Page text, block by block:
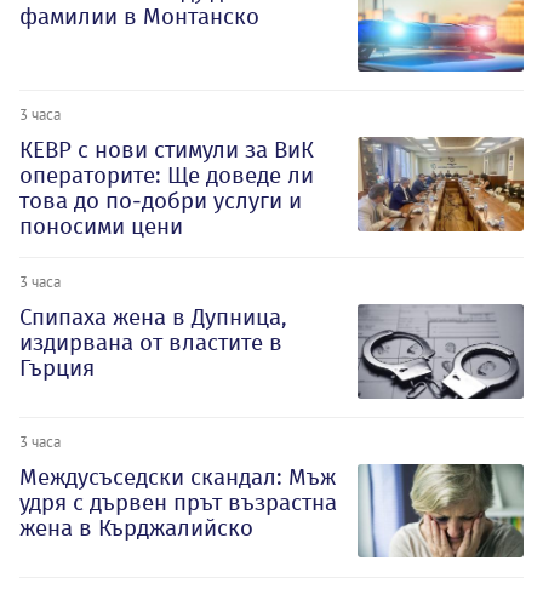
фамилии в Монтанско
3 часа
КЕВР с нови стимули за ВиК
операторите: Ще доведе ли
това до по-добри услуги и
поносими цени
3 часа
Спипаха жена в Дупница,
издирвана от властите в
Гърция
3 часа
Междусъседски скандал: Мъж
удря с дървен прът възрастна
жена в Кърджалийско